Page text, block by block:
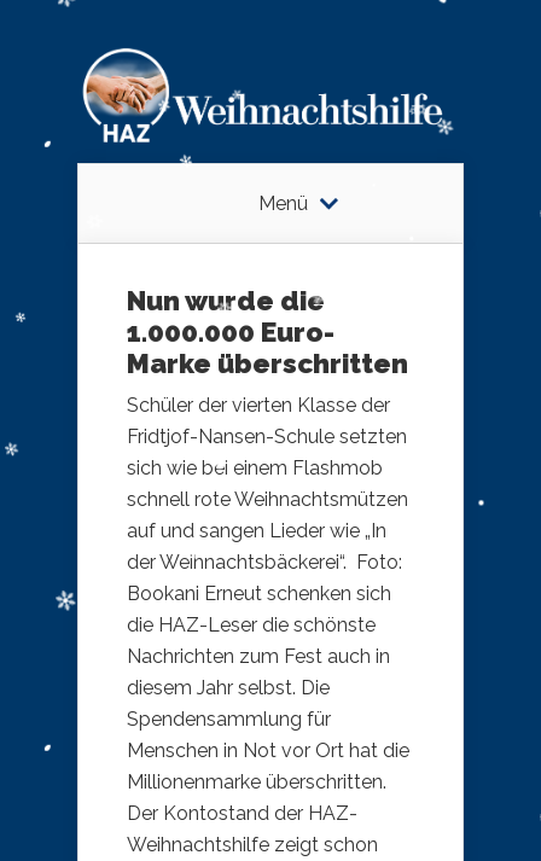
Menü
Nun wurde die
1.000.000 Euro-
Marke überschritten
Schüler der vierten Klasse der
Fridtjof-Nansen-Schule setzten
sich wie bei einem Flashmob
schnell rote Weihnachtsmützen
auf und sangen Lieder wie „In
der Weihnachtsbäckerei“. Foto:
Bookani Erneut schenken sich
die HAZ-Leser die schönste
Nachrichten zum Fest auch in
diesem Jahr selbst. Die
Spendensammlung für
Menschen in Not vor Ort hat die
Millionenmarke überschritten.
Der Kontostand der HAZ-
Weihnachtshilfe zeigt schon